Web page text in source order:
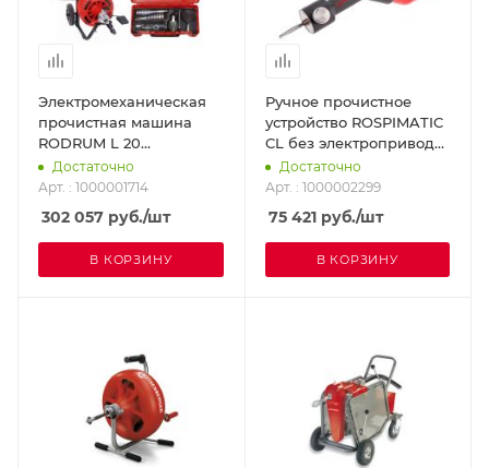
Электромеханическая
прочистная машина
RODRUM L 20
ROTHENBERGER
1000001714
Достаточно
Арт. : 1000001714
302 057 руб./шт
В КОРЗИНУ
Ручное прочистное
устройство ROSPIMATIC
CL без электропривода
(в наборе со
спиралями)
ROTHENBERGER
1000002299
Достаточно
Арт. : 1000002299
75 421руб./шт
В КОРЗИНУ